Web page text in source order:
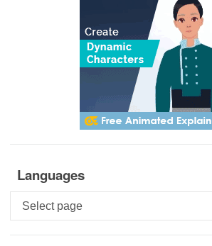
Languages
Languages